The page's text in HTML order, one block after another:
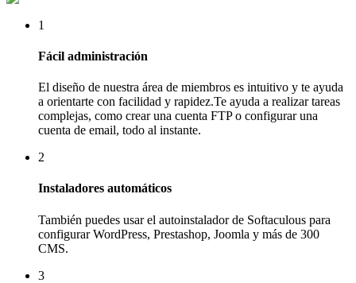
1
Fácil administración
El diseño de nuestra área de miembros es intuitivo y te ayuda
a orientarte con facilidad y rapidez.Te ayuda a realizar tareas
complejas, como crear una cuenta FTP o configurar una
cuenta de email, todo al instante.
2
Instaladores automáticos
También puedes usar el autoinstalador de Softaculous para
configurar WordPress, Prestashop, Joomla y más de 300
CMS.
3